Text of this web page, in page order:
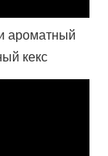
ароматный
кекс